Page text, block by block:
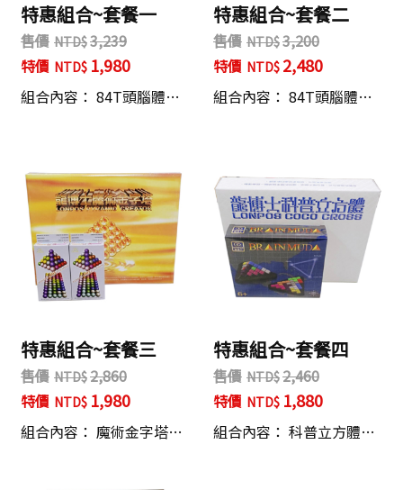
特惠組合~套餐一
售價
3,239
特價
1,980
組合內容： 84T頭腦體…
特惠組合~套餐二
售價
3,200
特價
2,480
組合內容： 84T頭腦體…
特惠組合~套餐三
售價
2,860
特價
1,980
組合內容： 魔術金字塔…
特惠組合~套餐四
售價
2,460
特價
1,880
組合內容： 科普立方體…